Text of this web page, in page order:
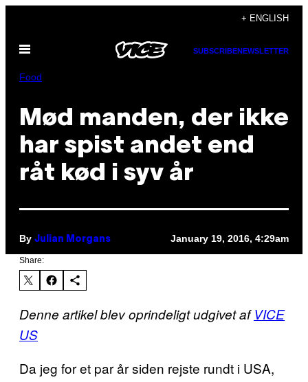
content
+ ENGLISH
Open
SUBSCRIBENEWSLETTER
Food
Mød manden, der ikke
har spist andet end
råt kød i syv år
By Julian Morgans January 19, 2016, 4:29am
Share:
Denne artikel blev oprindeligt udgivet afVICE
US
Da jeg for et par år siden rejste rundt i USA,